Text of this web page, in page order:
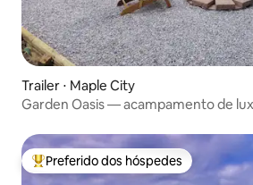
Trailer ⋅ Maple City
Garden Oasis — acampamento de
Entre os melhores preferidos dos
Preferido dos hóspedes